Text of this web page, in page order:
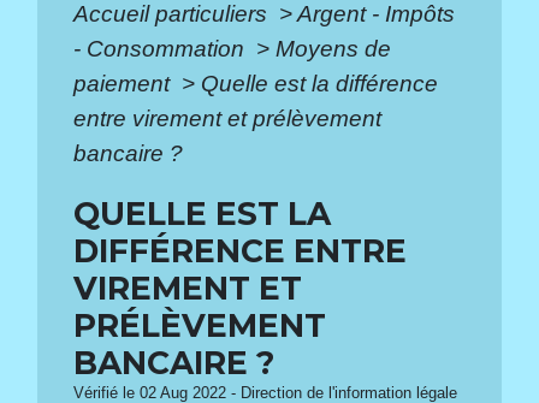
Accueil particuliers >Argent - Impôts
- Consommation > Moyens de
paiement > Quelle est la différence
entre virement et prélèvement
bancaire ?
QUELLE EST LA
DIFFÉRENCE ENTRE
VIREMENT ET
PRÉLÈVEMENT
BANCAIRE ?
Vérifié le 02 Aug 2022 - Direction de l'information légale